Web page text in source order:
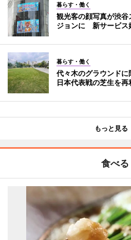
暮らす・働く
観光客の顔写真が渋
ジョンに 新サービス
暮らす・働く
代々木のグラウンド
日本代表戦の芝生を再
もっと見る
食べる